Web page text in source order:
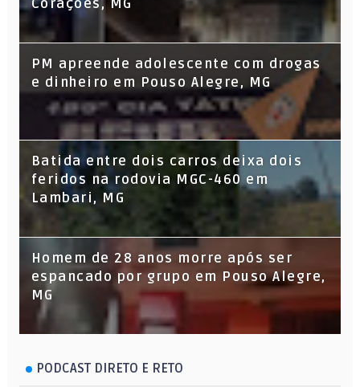
Corações, MG
PM apreende adolescente com drogas
e dinheiro em Pouso Alegre, MG
Batida entre dois carros deixa dois
feridos na rodovia MGC-460 em
Lambari, MG
Homem de 28 anos morre após ser
espancado por grupo em Pouso Alegre,
MG
PODCAST DIRETO E RETO